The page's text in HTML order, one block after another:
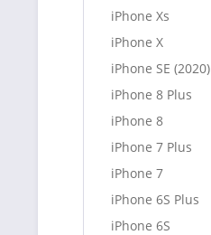
iPhone Xs
iPhone X
iPhone SE (2020)
iPhone 8 Plus
iPhone 8
iPhone 7 Plus
iPhone 7
iPhone 6S Plus
iPhone 6S